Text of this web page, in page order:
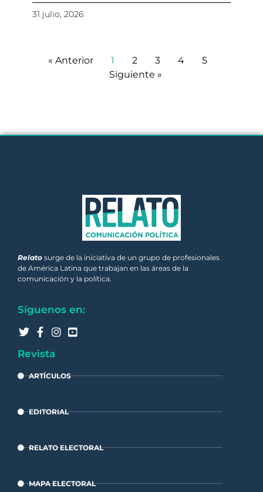
31 julio, 2026
« Anterior 1 2 3 4
5
Siguiente »
Relato surge de la iniciativa de un grupo de profesionales
de América Latina que trabajan en las áreas de la
comunicación y la política.
Síguenos en:
Revista
ARTÍCULOS
EDITORIAL
RELATO ELECTORAL
MAPA ELECTORAL